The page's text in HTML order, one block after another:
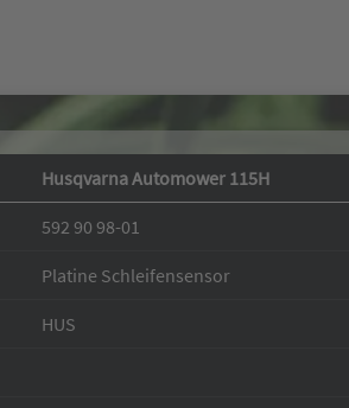
Husqvarna Automower 115H
592 90 98-01
Platine Schleifensensor
HUS